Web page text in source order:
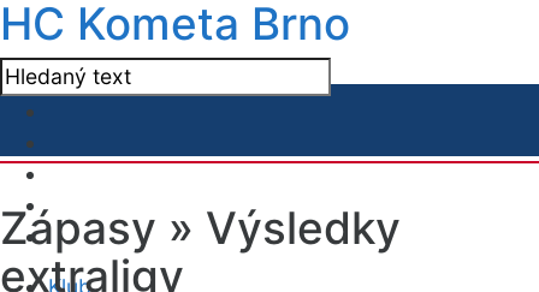
HC Kometa Brno
Klub
Zápasy » Výsledky
extraligy